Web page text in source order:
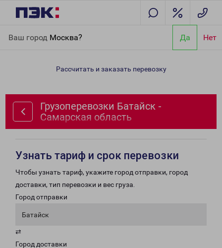
Ваш город Москва? Да Нет
область
Рассчитать и заказать перевозку
Грузоперевозки Батайск -
Самарская область
Узнать тариф и срок перевозки
Чтобы узнать тариф, укажите город отправки, город
доставки, тип перевозки и вес груза.
Город отправки
Батайск
⇄
Город доставки